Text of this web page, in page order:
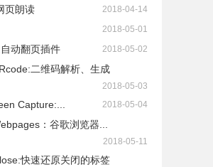
页朗读 2018-04-14
2018-05-01
动翻页插件 2018-05-02
二维码解析、生成
2018-05-03
Capture:... 2018-05-04
：谷歌浏览器...
2018-05-11
快速还原关闭的标签